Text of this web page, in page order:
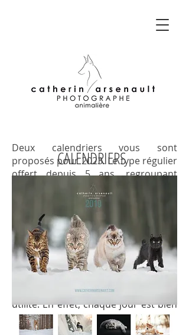
CALENDRIERS
Deux calendriers vous sont
proposés pour 2023. Le type régulier
offert depuis 5 ans, regroupant
majoritairement des représentants
canins mais également d'autres
espèces domestiques et un second,
composés uniquement de portées
de chiots.
Entièrement conçus au Québec du
design à l'impression, ces
calendriers combinent qualité et
utilité. En effet, chaque jour est bien
délimité par une case suffisamment
grande pour y inscrire vos activités .